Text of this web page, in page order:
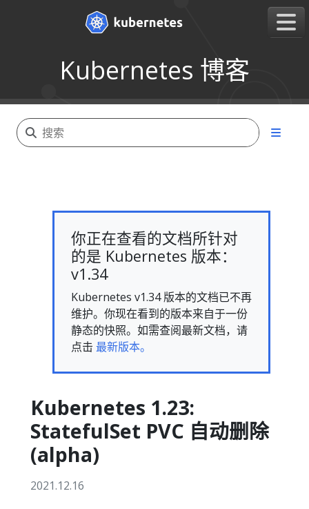
Kubernetes 博客
你正在查看的文档所针对
的是 Kubernetes 版本：
v1.34
Kubernetes v1.34 版本的文档已不再
维护。你现在看到的版本来自于一份
静态的快照。如需查阅最新文档，请
点击 最新版本。
Kubernetes 1.23:
StatefulSet PVC 自动删除
(alpha)
2021.12.16